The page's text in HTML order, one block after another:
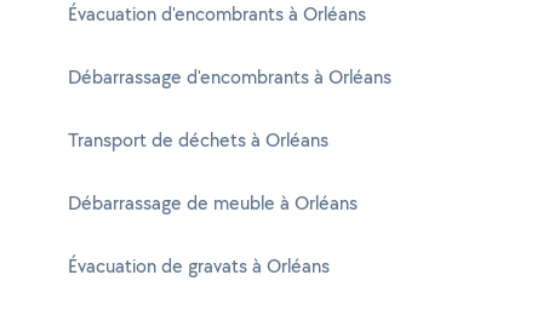
Évacuation d'encombrants à Orléans
Débarrassage d'encombrants à Orléans
Transport de déchets à Orléans
Débarrassage de meuble à Orléans
Évacuation de gravats à Orléans